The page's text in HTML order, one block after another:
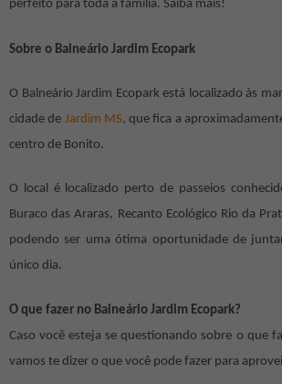
perfeito para toda a família. Saiba mais!
Sobre o Balneário Jardim Ecopark
O Balneário Jardim Ecopark está localizado às
cidade de Jardim MS, que fica a
centro de Bonito.
O local é localizado perto de passeios
Buraco das Araras, Recanto Ecológico Rio da
podendo ser uma ótima oportunidade de
único dia.
O que fazer no Balneário Jardim Ecopark?
Caso você esteja se questionando sobre o que
vamos te dizer o que você pode fazer para